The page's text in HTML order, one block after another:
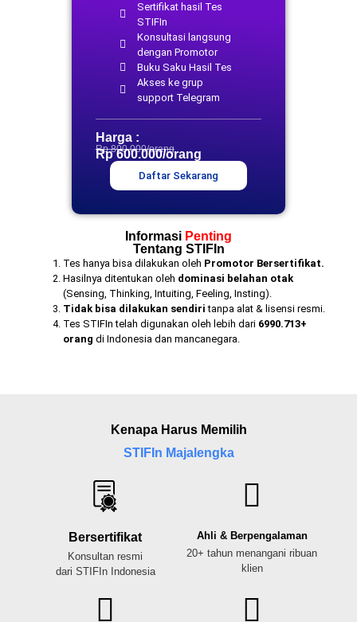
Sertifikat hasil Tes
STIFIn
Konsultasi langsung
dengan Promotor
Buku Saku Hasil Tes
Akses ke grup
support Telegram
Harga :
Rp 800.000/orang
Rp 600.000/orang
Daftar Sekarang
Informasi Penting
Tentang STIFIn
Tes hanya bisa dilakukan oleh Promotor Bersertifikat.
Hasilnya ditentukan oleh dominasi belahan otak
(Sensing, Thinking, Intuiting, Feeling, Insting).
Tidak bisa dilakukan sendiri tanpa alat & lisensi resmi.
Tes STIFIn telah digunakan oleh lebih dari 6990.713+
orang di Indonesia dan mancanegara.
Kenapa Harus Memilih
STIFIn Majalengka
Bersertifikat
Konsultan resmi
dari STIFIn Indonesia
Ahli & Berpengalaman
20+ tahun menangani ribuan
klien